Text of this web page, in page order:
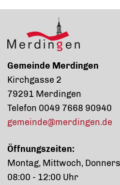
Gemeinde Merdingen
Kirchgasse 2
79291 Merdingen
Telefon 0049 7668 90940
gemeinde@merdingen.de
Öffnungszeiten:
Montag, Mittwoch,
08:00 - 12:00 Uhr